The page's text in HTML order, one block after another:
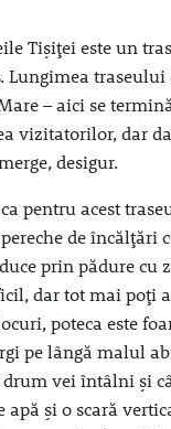
Tișiței este un
Lungimea traseului
– aici se
vizitatorilor, dar
desigur.
pentru acest
de încălțări
prin pădure cu
dar tot mai poți
poteca este
pe lângă malul
drum vei întâlni și
apă și o scară